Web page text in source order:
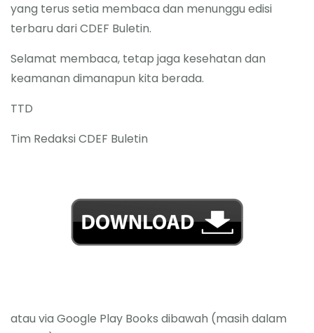
yang terus setia membaca dan menunggu edisi
terbaru dari CDEF Buletin.
Selamat membaca, tetap jaga kesehatan dan
keamanan dimanapun kita berada.
TTD
Tim Redaksi CDEF Buletin
atau via Google Play Books dibawah (masih dalam